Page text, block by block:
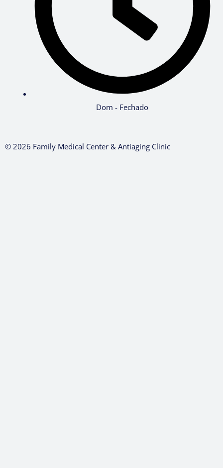
Dom - Fechado
© 2026 Family Medical Center & Antiaging Clinic